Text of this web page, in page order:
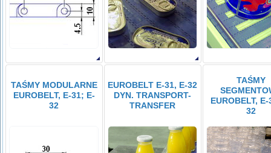
TAŚMY MODULARNE
EUROBELT, E-31; E-
32
EUROBELT E-31, E-32
DYN. TRANSPORT-
TRANSFER
TAŚMY
EUROBELT,
32